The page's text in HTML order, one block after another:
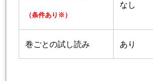
（条件あり※）
なし
巻ごとの試し読み あり